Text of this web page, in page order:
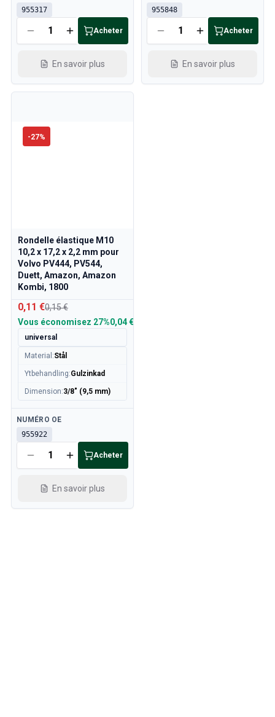
955317
Acheter
En savoir plus
955848
Acheter
En savoir plus
-27%
Rondelle élastique M10
10,2 x 17,2 x 2,2 mm pour
Volvo PV444, PV544,
Duett, Amazon, Amazon
Kombi, 1800
0,11 €0,15 €
Vous économisez 27%0,04 €
universal
Material :Stål
Ytbehandling:Gulzinkad
Dimension:3/8" (9,5 mm)
Disponible
NUMÉRO OE
955922
Acheter
En savoir plus